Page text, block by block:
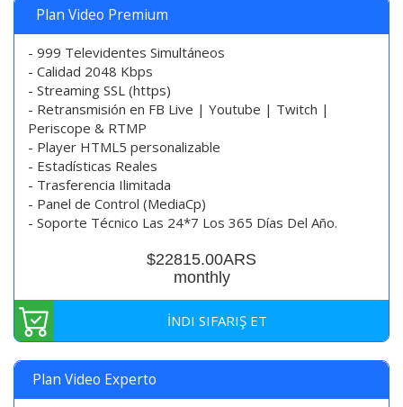
Plan Video Premium
- 999 Televidentes Simultáneos
- Calidad 2048 Kbps
- Streaming SSL (https)
- Retransmisión en FB Live | Youtube | Twitch |
Periscope & RTMP
- Player HTML5 personalizable
- Estadísticas Reales
- Trasferencia Ilimitada
- Panel de Control (MediaCp)
- Soporte Técnico Las 24*7 Los 365 Días Del Año.
$22815.00ARS
monthly
İNDI SIFARIŞ ET
Plan Video Experto